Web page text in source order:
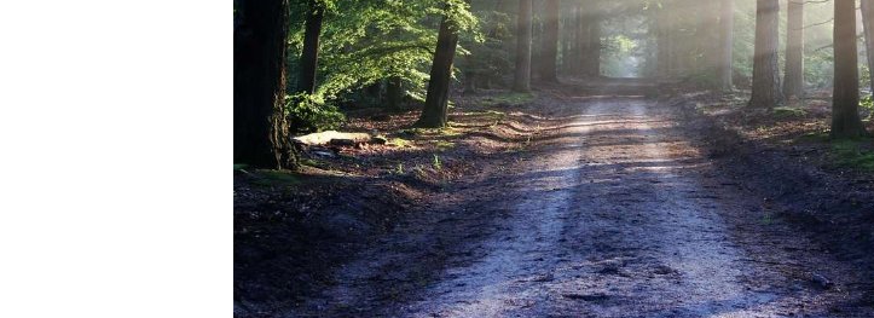
店舗詳細
山形で人気の占い館⑨【占いの館 千里眼 山形駅前大通り店】
当たる！おすすめの占い師：イレーネ先生
口コミ
鑑定料金
店舗詳細
山形で人気の占い館⑩【心の相談室 カウンセリングルーム インナー・ハート】